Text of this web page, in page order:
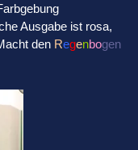
Ausgabe ist rosa,
den Regenbogen